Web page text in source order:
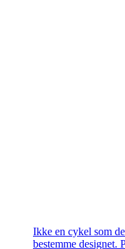
Ikke en cykel som
bestemme designet.